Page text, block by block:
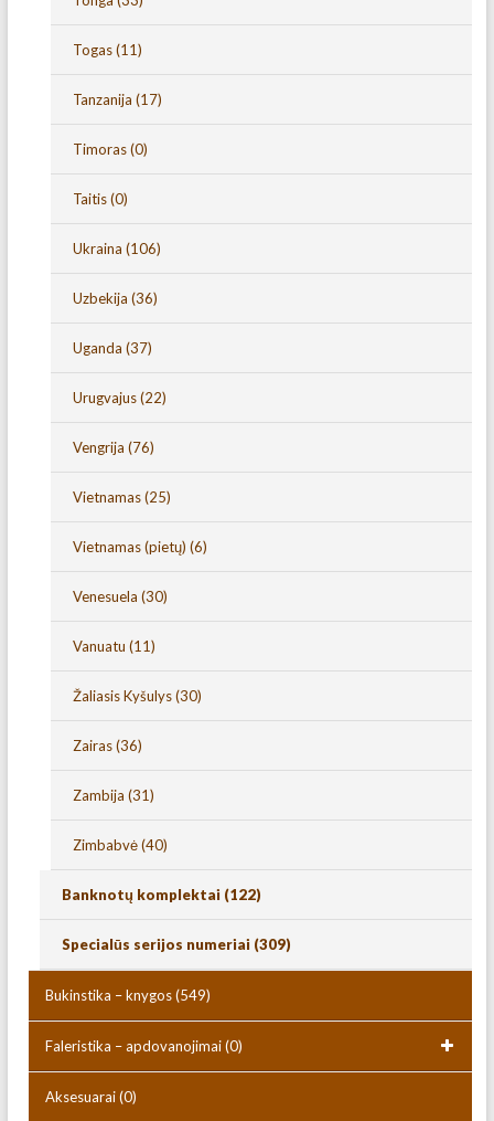
Togas(11)
Tanzanija (17)
Timoras(0)
Taitis(0)
Ukraina (106)
Uzbekija (36)
Uganda (37)
Urugvajus(22)
Vengrija (76)
Vietnamas(25)
Vietnamas (pietų) (6)
Venesuela (30)
Vanuatu (11)
Žaliasis Kyšulys(30)
Zairas(36)
Zambija (31)
Zimbabvė(40)
Banknotų komplektai (122)
Specialūs serijos numeriai (309)
Bukinstika – knygos(549)
Faleristika – apdovanojimai(0)
Aksesuarai(0)